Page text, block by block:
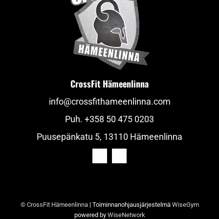
CrossFit Hämeenlinna
info@crossfithameenlinna.com
Puh. +358 50 475 0203
Puusepänkatu 5, 13110 Hämeenlinna
© CrossFit Hämeenlinna| Toiminnanohjausjärjestelmä WiseGym
powered by WiseNetwork